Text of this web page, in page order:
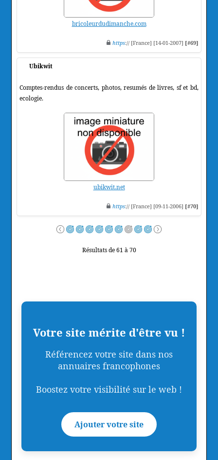
bricoleurdudimanche.com
https:// [France] [14-01-2007] [#69]
Ubikwit
Comptes-rendus de concerts, photos, resumés de livres, sf et bd,
ecologie.
ubikwit.net
https:// [France] [09-11-2006] [#70]
Résultats de 61 à 70
Votre site mérite d'être vu !
Référencez votre site dans nos
annuaires francophones
Boostez votre visibilité sur le web !
Ajouter votre site